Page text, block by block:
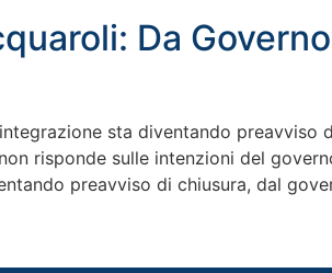
Da
sta diventando
risponde sulle intenzioni del
preavviso di chiusura, dal